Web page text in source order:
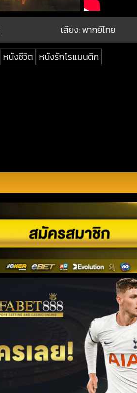
เสียง: พากย์ไทย
หนังชีวิต หนังรักโรแมนติก